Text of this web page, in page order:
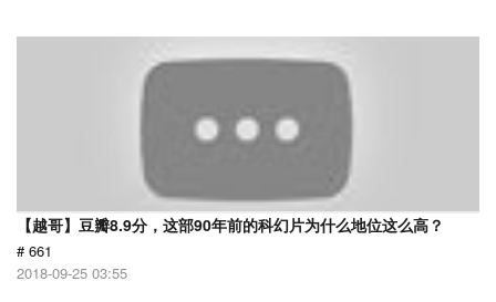
【越哥】豆瓣8.9分，这部90年前的科幻片为什么地位这么高？
# 661
2018-09-25 03:55